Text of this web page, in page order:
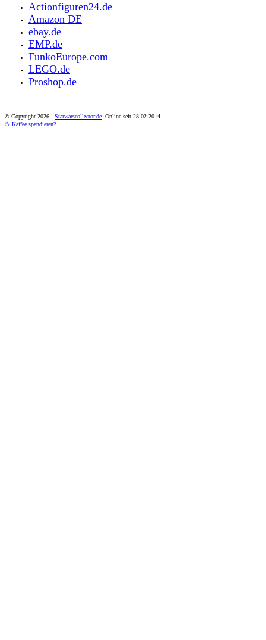
Actionfiguren24.de
Amazon DE
ebay.de
EMP.de
FunkoEurope.com
LEGO.de
Proshop.de
© Copyright 2026 - Starwarscollector.de. Online seit 28.02.2014.
☕ Kaffee spendieren?